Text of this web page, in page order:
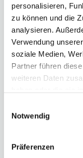
personalisieren,
zu können und die
analysieren.
Verwendung
soziale Medien,
Partner führen
weiteren Daten
Notwendig
Präferenzen
311 -
Farbwahl
Gesamtsumme:
Optionen
Die Anleitung
und liegt im